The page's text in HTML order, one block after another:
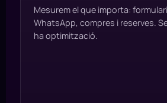
Mesurem el que importa:
WhatsApp, compres i reserves.
ha optimització.